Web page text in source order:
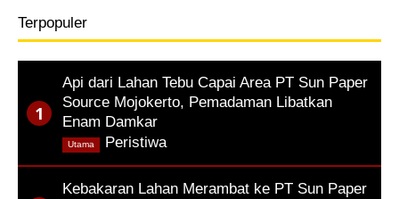
Terpopuler
Api dari Lahan Tebu Capai Area PT Sun Paper
Source Mojokerto, Pemadaman Libatkan
Enam Damkar
Peristiwa,
Utama
Kebakaran Lahan Merambat ke PT Sun Paper